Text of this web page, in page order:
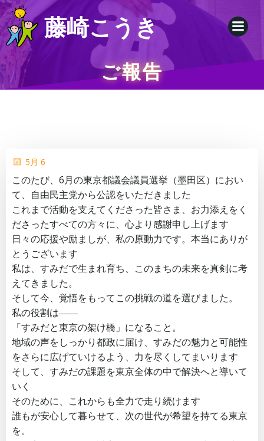
コ
ン
テ
ン
ツ
へ
ス
藤崎こうき
ご報告
5月 6
このたび、6月の東京都議会議員選挙（墨田区）におい
て、自由民主党から公認をいただきました
これまで活動を支えてくださった皆さま、お力添えをく
ださったすべての方々に、心より感謝申し上げます
日々の応援や励ましが、私の原動力です。本当にありが
とうございます
私は、すみだで生まれ育ち、このまちの未来を真剣に考
えてきました。
そして今、覚悟をもってこの挑戦の道を選びました。
私の役割は――
「すみだと東京の架け橋」になること。
地域の声をしっかり都政に届け、すみだの魅力と可能性
をさらに広げていけるよう、力を尽くしてまいります
そして、すみだの課題を東京全体の中で解決へと導いて
いく
そのために、これからも全力で走り続けます
誰もが安心して暮らせて、次の世代が希望を持てる東京
を。